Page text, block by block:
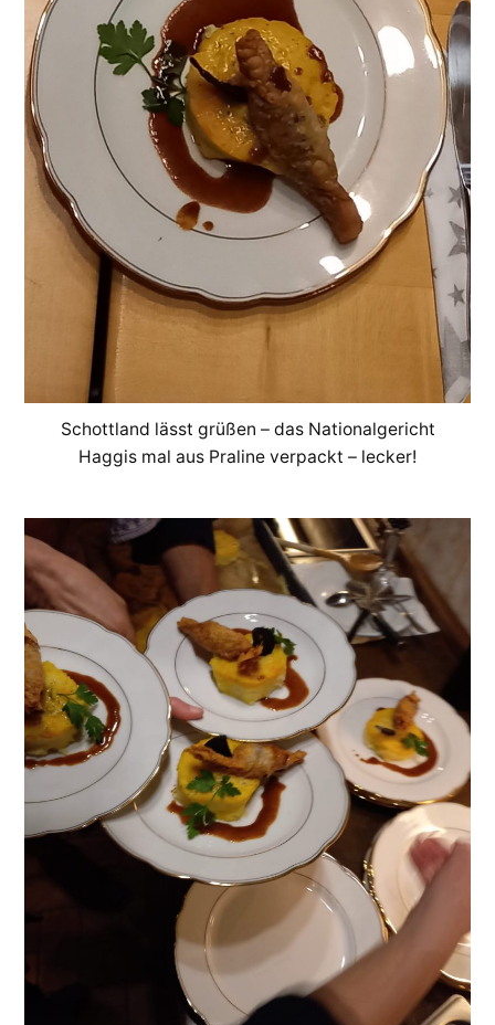
Schottland lässt grüßen – das Nationalgericht
Haggis mal aus Praline verpackt – lecker!